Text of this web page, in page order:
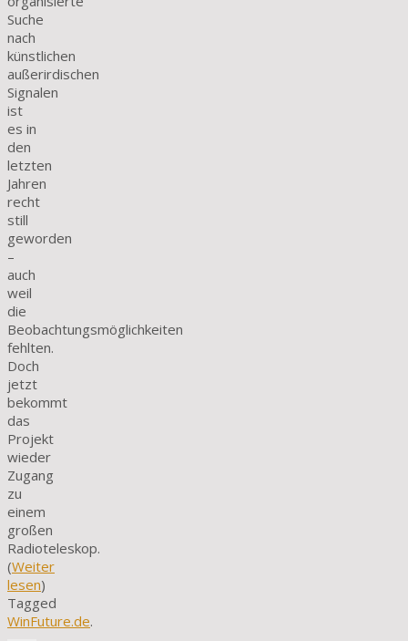
Suche
nach
künstlichen
außerirdischen
Signalen
ist
es in
den
letzten
Jahren
recht
still
geworden
–
auch
weil
die
Beobachtungsmöglichkeiten
fehlten.
Doch
jetzt
bekommt
das
Projekt
wieder
Zugang
zu
einem
großen
Radioteleskop.
(Weiter
lesen)
Tagged
WinFuture.de.